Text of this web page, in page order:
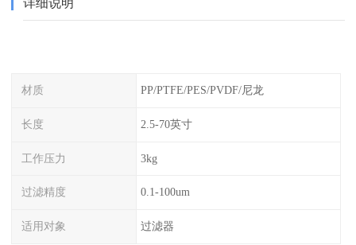
详细说明
材质 PP/PTFE/PES/PVDF/尼龙
长度 2.5-70英寸
工作压力 3kg
过滤精度 0.1-100um
适用对象 过滤器